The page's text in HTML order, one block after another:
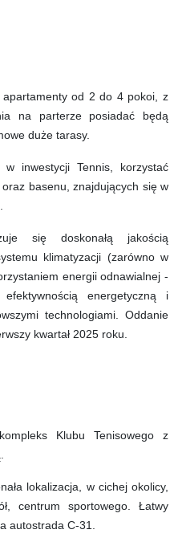
od 2 do 4 pokoi, z
na parterze posiadać będą
duże tarasy.
w inwestycji Tennis, korzystać
basenu, znajdujących się w
się doskonałą jakością
klimatyzacji (zarówno w
energii odnawialnej -
energetyczną i
technologiami. Oddanie
kwartał 2025 roku.
Klubu Tenisowego z
lokalizacja, w cichej okolicy,
centrum sportowego. Łatwy
autostrada C-31.